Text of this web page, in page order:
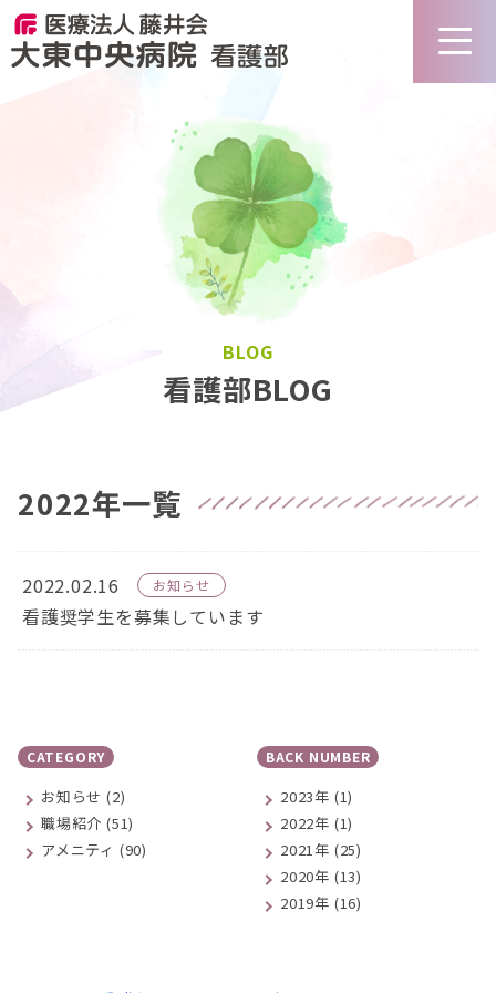
BLOG
看護部BLOG
2022年一覧
2022.02.16 お知らせ
看護奨学生を募集しています
CATEGORY
お知らせ (2)
職場紹介 (51)
アメニティ (90)
BACK NUMBER
2023年 (1)
2022年 (1)
2021年 (25)
2020年 (13)
2019年 (16)